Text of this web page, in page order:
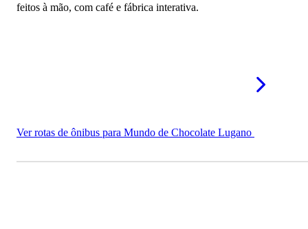
feitos à mão, com café e fábrica interativa.
Ver rotas de ônibus para Mundo de Chocolate Lugano